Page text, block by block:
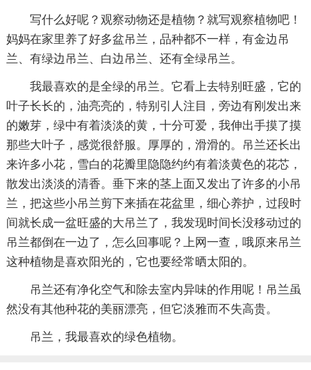
写什么好呢？观察动物还是植物？就写观察植物吧！
妈妈在家里养了好多盆吊兰，品种都不一样，有金边吊
兰、有绿边吊兰、白边吊兰、还有全绿吊兰。
我最喜欢的是全绿的吊兰。它看上去特别旺盛，它的
叶子长长的，油亮亮的，特别引人注目，旁边有刚发出来
的嫩芽，绿中有着淡淡的黄，十分可爱，我伸出手摸了摸
那些大叶子，感觉很舒服。厚厚的，滑滑的。吊兰还长出
来许多小花，雪白的花瓣里隐隐约约有着淡黄色的花芯，
散发出淡淡的清香。垂下来的茎上面又发出了许多的小吊
兰，把这些小吊兰剪下来插在花盆里，细心养护，过段时
间就长成一盆旺盛的大吊兰了，我发现时间长没移动过的
吊兰都倒在一边了，怎么回事呢？上网一查，哦原来吊兰
这种植物是喜欢阳光的，它也要经常晒太阳的。
吊兰还有净化空气和除去室内异味的作用呢！吊兰虽
然没有其他种花的美丽漂亮，但它淡雅而不失高贵。
吊兰，我最喜欢的绿色植物。